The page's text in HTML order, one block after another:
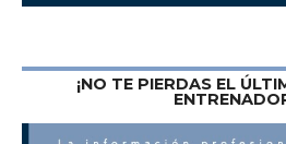
¡NO TE PIERDAS EL